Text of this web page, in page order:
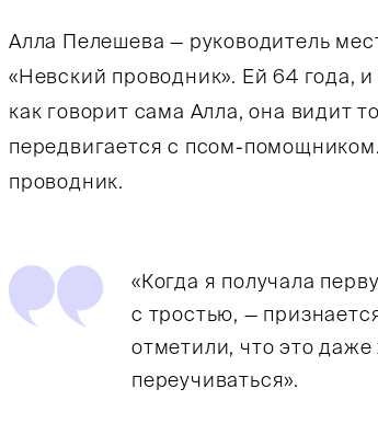
Алла Пелешева — руководитель
«Невский проводник». Ей 64 года,
как говорит сама Алла, она видит
передвигается с псом-
проводник.
«Когда я получала
с тростью, —
отметили, что это
переучиваться».